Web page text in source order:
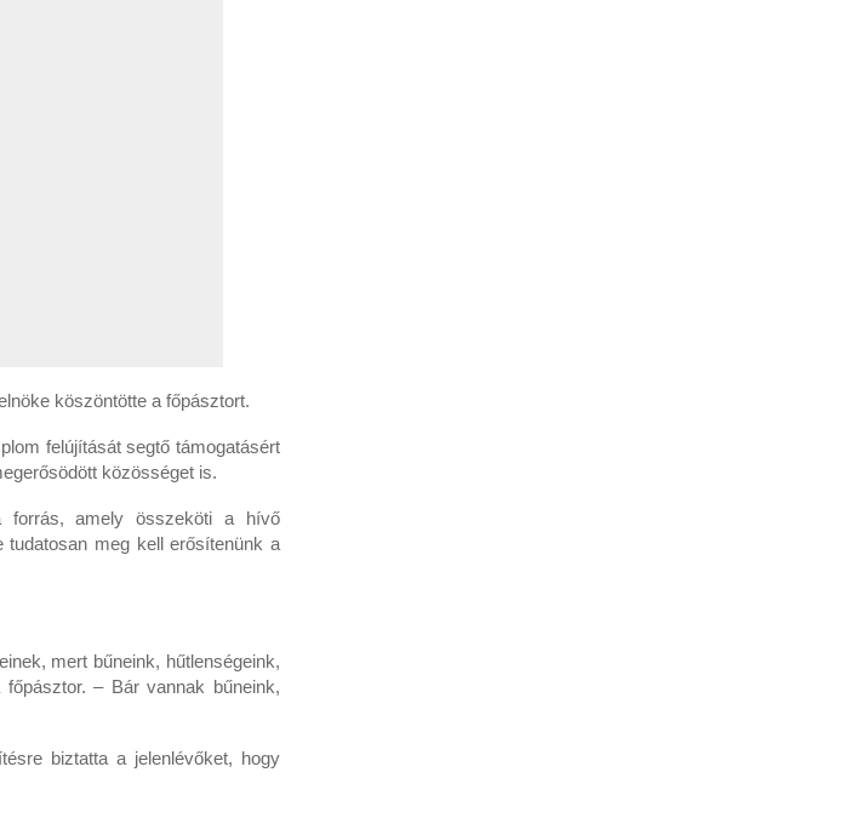
köszöntötte a főpásztort.
felújítását segtő támogatásért
közösséget is.
forrás, amely összeköti a hívő
meg kell erősítenünk a
mert bűneink, hűtlenségeink,
– Bár vannak bűneink,
biztatta a jelenlévőket, hogy